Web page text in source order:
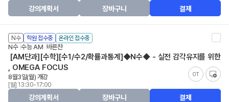
강의계획서 장바구니 결제
N수 학원 접수중 온라인 접수중
N수 수능 AM 바른찬
[AM단과][수학][수1/수2/확률과통계]◆N수◆ - 실전 감각유지를 위한
, OMEGA FOCUS
OT
8월3일(월) 개강
[월] 13:30-17:00
강의계획서 장바구니 결제